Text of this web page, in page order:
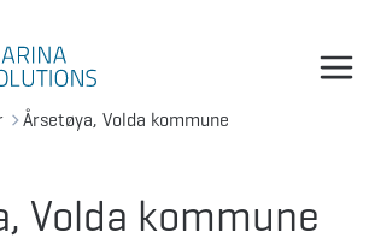
Årsetøya, Volda kommune
Volda kommune